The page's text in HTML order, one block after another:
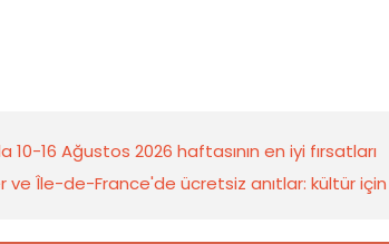
16 Ağustos 2026 haftasının en iyi fırsatları
Île-de-France'de ücretsiz anıtlar: kültür için